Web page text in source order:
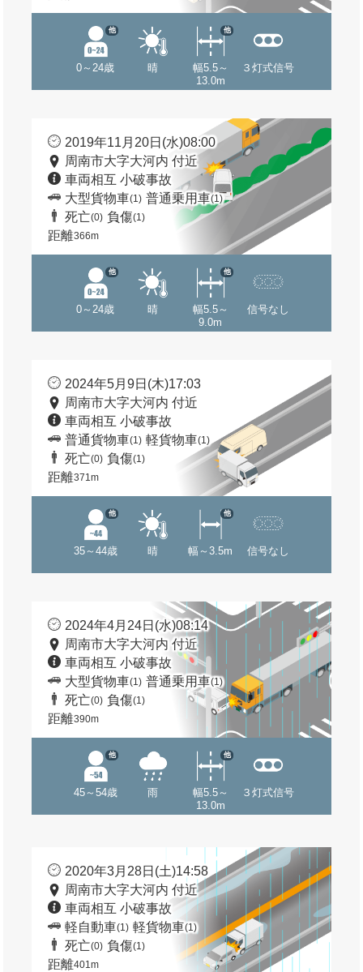
0～24歳
他
晴
幅5.5～
13.0m
他
３灯式信号
2019年11月20日(水)08:00
周南市大字大河内 付近
車両相互 小破事故
大型貨物車(1) 普通乗用車(1)
死亡(0) 負傷(1)
距離366m
0～24歳
他
晴
幅5.5～
9.0m
他
信号なし
2024年5月9日(木)17:03
周南市大字大河内 付近
車両相互 小破事故
普通貨物車(1) 軽貨物車(1)
死亡(0) 負傷(1)
距離371m
35～44歳
他
晴 幅～3.5m
他
信号なし
2024年4月24日(水)08:14
周南市大字大河内 付近
車両相互 小破事故
大型貨物車(1) 普通乗用車(1)
死亡(0) 負傷(1)
距離390m
45～54歳
他
雨
幅5.5～
13.0m
他
３灯式信号
2020年3月28日(土)14:58
周南市大字大河内 付近
車両相互 小破事故
軽自動車(1) 軽貨物車(1)
死亡(0) 負傷(1)
距離401m